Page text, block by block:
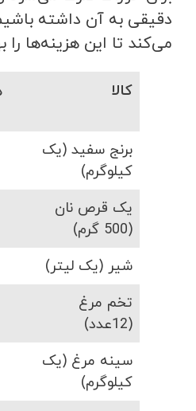
دقیقی به آن داشته
می‌کند تا این هزینه‌ها را
کالا
برنج سفید (یک
کیلوگرم)
یک قرص نان
(500 گرم)
شیر (یک لیتر)
تخم مرغ
(12عدد)
سینه مرغ (یک
کیلوگرم)